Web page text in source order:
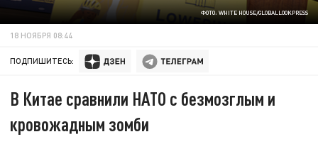
ФОТО: WHITE HOUSE/GLOBALLOOKPRESS
18 НОЯБРЯ 08:44
ПОДПИШИТЕСЬ:
В Китае сравнили НАТО с безмозглым и
кровожадным зомби